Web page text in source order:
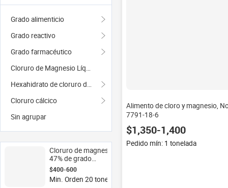
Grado alimenticio
Grado reactivo
Grado farmacéutico
Cloruro cálcico
Sin agrupar
Cloruro de magnesio
47% de grado
alimenticio para la
producción de tofu y la
aplicación de
$400-600
Min. Orden 20 toneladas
Alimento de cloro y magnesio,
7791-18-6
$1,350-1,400
Pedido mín: 1 tonelada